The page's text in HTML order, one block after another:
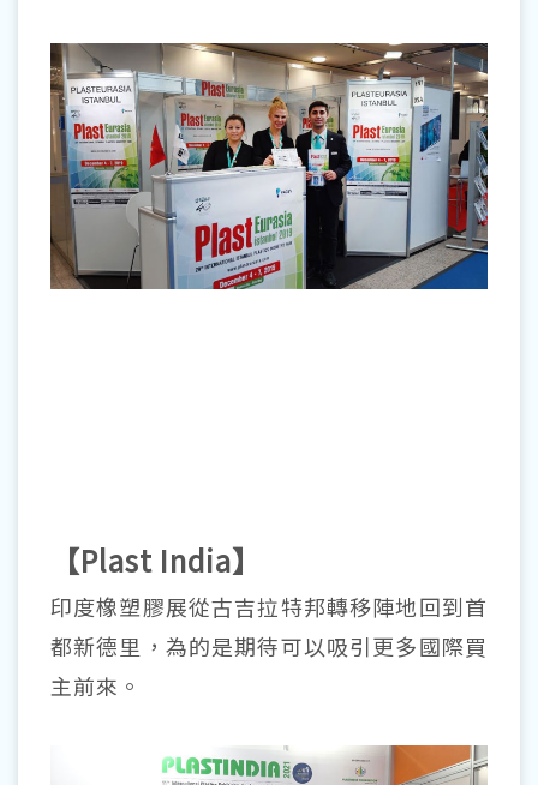
【Plast India】
印度橡塑膠展從古吉拉特邦轉移陣地回到首
都新德里，為的是期待可以吸引更多國際買
主前來。